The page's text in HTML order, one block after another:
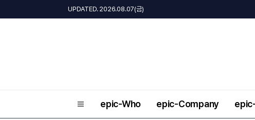
UPDATED. 2026.08.07(금)
epic-Who epic-Company